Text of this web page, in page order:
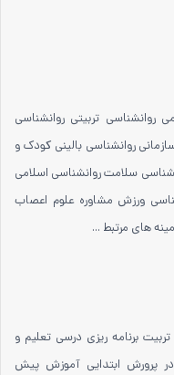
روانشناسی تربیتی روانشناسی
روانشناسی بالینی کودک و
سلامت روانشناسی اسلامی
ورزش مشاوره علوم اعصاب
های مرتبط ...
برنامه ریزی درسی تعلیم و
پرورش ابتدایی آموزش پیش